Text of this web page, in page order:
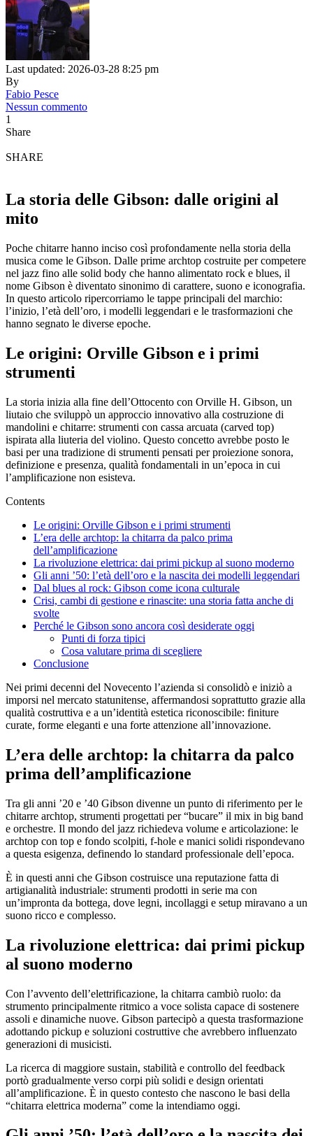
Last updated: 2026-03-28 8:25 pm
By
Fabio Pesce
Nessun commento
1
Share
SHARE
La storia delle Gibson: dalle origini al
mito
Poche chitarre hanno inciso così profondamente nella storia della
musica come le Gibson. Dalle prime archtop costruite per competere
nel jazz fino alle solid body che hanno alimentato rock e blues, il
nome Gibson è diventato sinonimo di carattere, suono e iconografia.
In questo articolo ripercorriamo le tappe principali del marchio:
l’inizio, l’età dell’oro, i modelli leggendari e le trasformazioni che
hanno segnato le diverse epoche.
Le origini: Orville Gibson e i primi
strumenti
La storia inizia alla fine dell’Ottocento con Orville H. Gibson, un
liutaio che sviluppò un approccio innovativo alla costruzione di
mandolini e chitarre: strumenti con cassa arcuata (carved top)
ispirata alla liuteria del violino. Questo concetto avrebbe posto le
basi per una tradizione di strumenti pensati per proiezione sonora,
definizione e presenza, qualità fondamentali in un’epoca in cui
l’amplificazione non esisteva.
Contents
Le origini: Orville Gibson e i primi strumenti
L’era delle archtop: la chitarra da palco prima
dell’amplificazione
La rivoluzione elettrica: dai primi pickup al suono moderno
Gli anni ’50: l’età dell’oro e la nascita dei modelli leggendari
Dal blues al rock: Gibson come icona culturale
Crisi, cambi di gestione e rinascite: una storia fatta anche di
svolte
Perché le Gibson sono ancora così desiderate oggi
Punti di forza tipici
Cosa valutare prima di scegliere
Conclusione
Nei primi decenni del Novecento l’azienda si consolidò e iniziò a
imporsi nel mercato statunitense, affermandosi soprattutto grazie alla
qualità costruttiva e a un’identità estetica riconoscibile: finiture
curate, forme eleganti e una forte attenzione all’innovazione.
L’era delle archtop: la chitarra da palco
prima dell’amplificazione
Tra gli anni ’20 e ’40 Gibson divenne un punto di riferimento per le
chitarre archtop, strumenti progettati per “bucare” il mix in big band
e orchestre. Il mondo del jazz richiedeva volume e articolazione: le
archtop con top e fondo scolpiti, f-hole e manici solidi rispondevano
a questa esigenza, definendo lo standard professionale dell’epoca.
È in questi anni che Gibson costruisce una reputazione fatta di
artigianalità industriale: strumenti prodotti in serie ma con
un’impronta da bottega, dove legni, incollaggi e setup miravano a un
suono ricco e complesso.
La rivoluzione elettrica: dai primi pickup
al suono moderno
Con l’avvento dell’elettrificazione, la chitarra cambiò ruolo: da
strumento principalmente ritmico a voce solista capace di sostenere
assoli e dinamiche nuove. Gibson partecipò a questa trasformazione
adottando pickup e soluzioni costruttive che avrebbero influenzato
generazioni di musicisti.
La ricerca di maggiore sustain, stabilità e controllo del feedback
portò gradualmente verso corpi più solidi e design orientati
all’amplificazione. È in questo contesto che nascono le basi della
“chitarra elettrica moderna” come la intendiamo oggi.